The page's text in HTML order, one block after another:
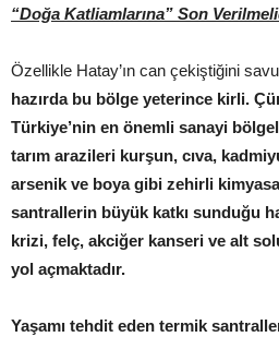
“Doğa Katliamlarına” Son
Özellikle Hatay’ın can çekiştiğini
hazırda bu bölge yeterince kirli.
Türkiye’nin en önemli sanayi
tarım arazileri kurşun, cıva,
arsenik ve boya gibi zehirli
santrallerin büyük katkı sunduğu
krizi, felç, akciğer kanseri ve alt
yol açmaktadır.
Yaşamı tehdit eden termik